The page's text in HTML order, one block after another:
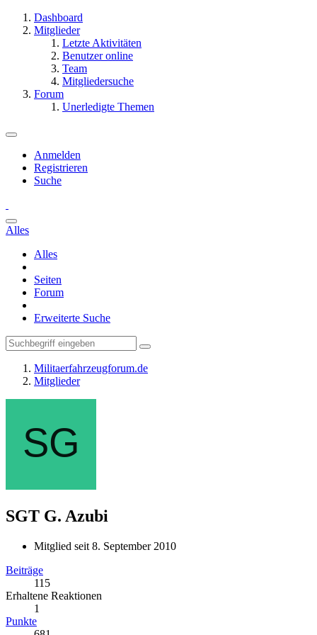
Dashboard
Mitglieder
Letzte Aktivitäten
Benutzer online
Team
Mitgliedersuche
Forum
Unerledigte Themen
Anmelden
Registrieren
Suche
Alles
Alles
Seiten
Forum
Erweiterte Suche
Militaerfahrzeugforum.de
Mitglieder
SGT G. Azubi
Mitglied seit 8. September 2010
Beiträge
115
Erhaltene Reaktionen
1
Punkte